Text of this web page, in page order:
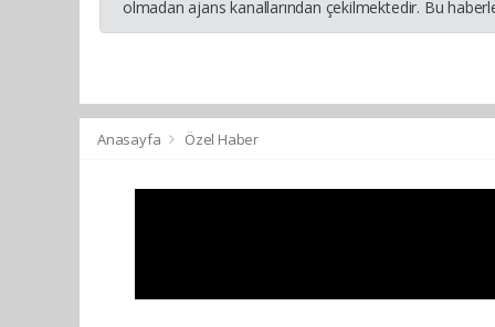
olmadan ajans kanallarından çekilmektedir. Bu
Anasayfa Özel Haber